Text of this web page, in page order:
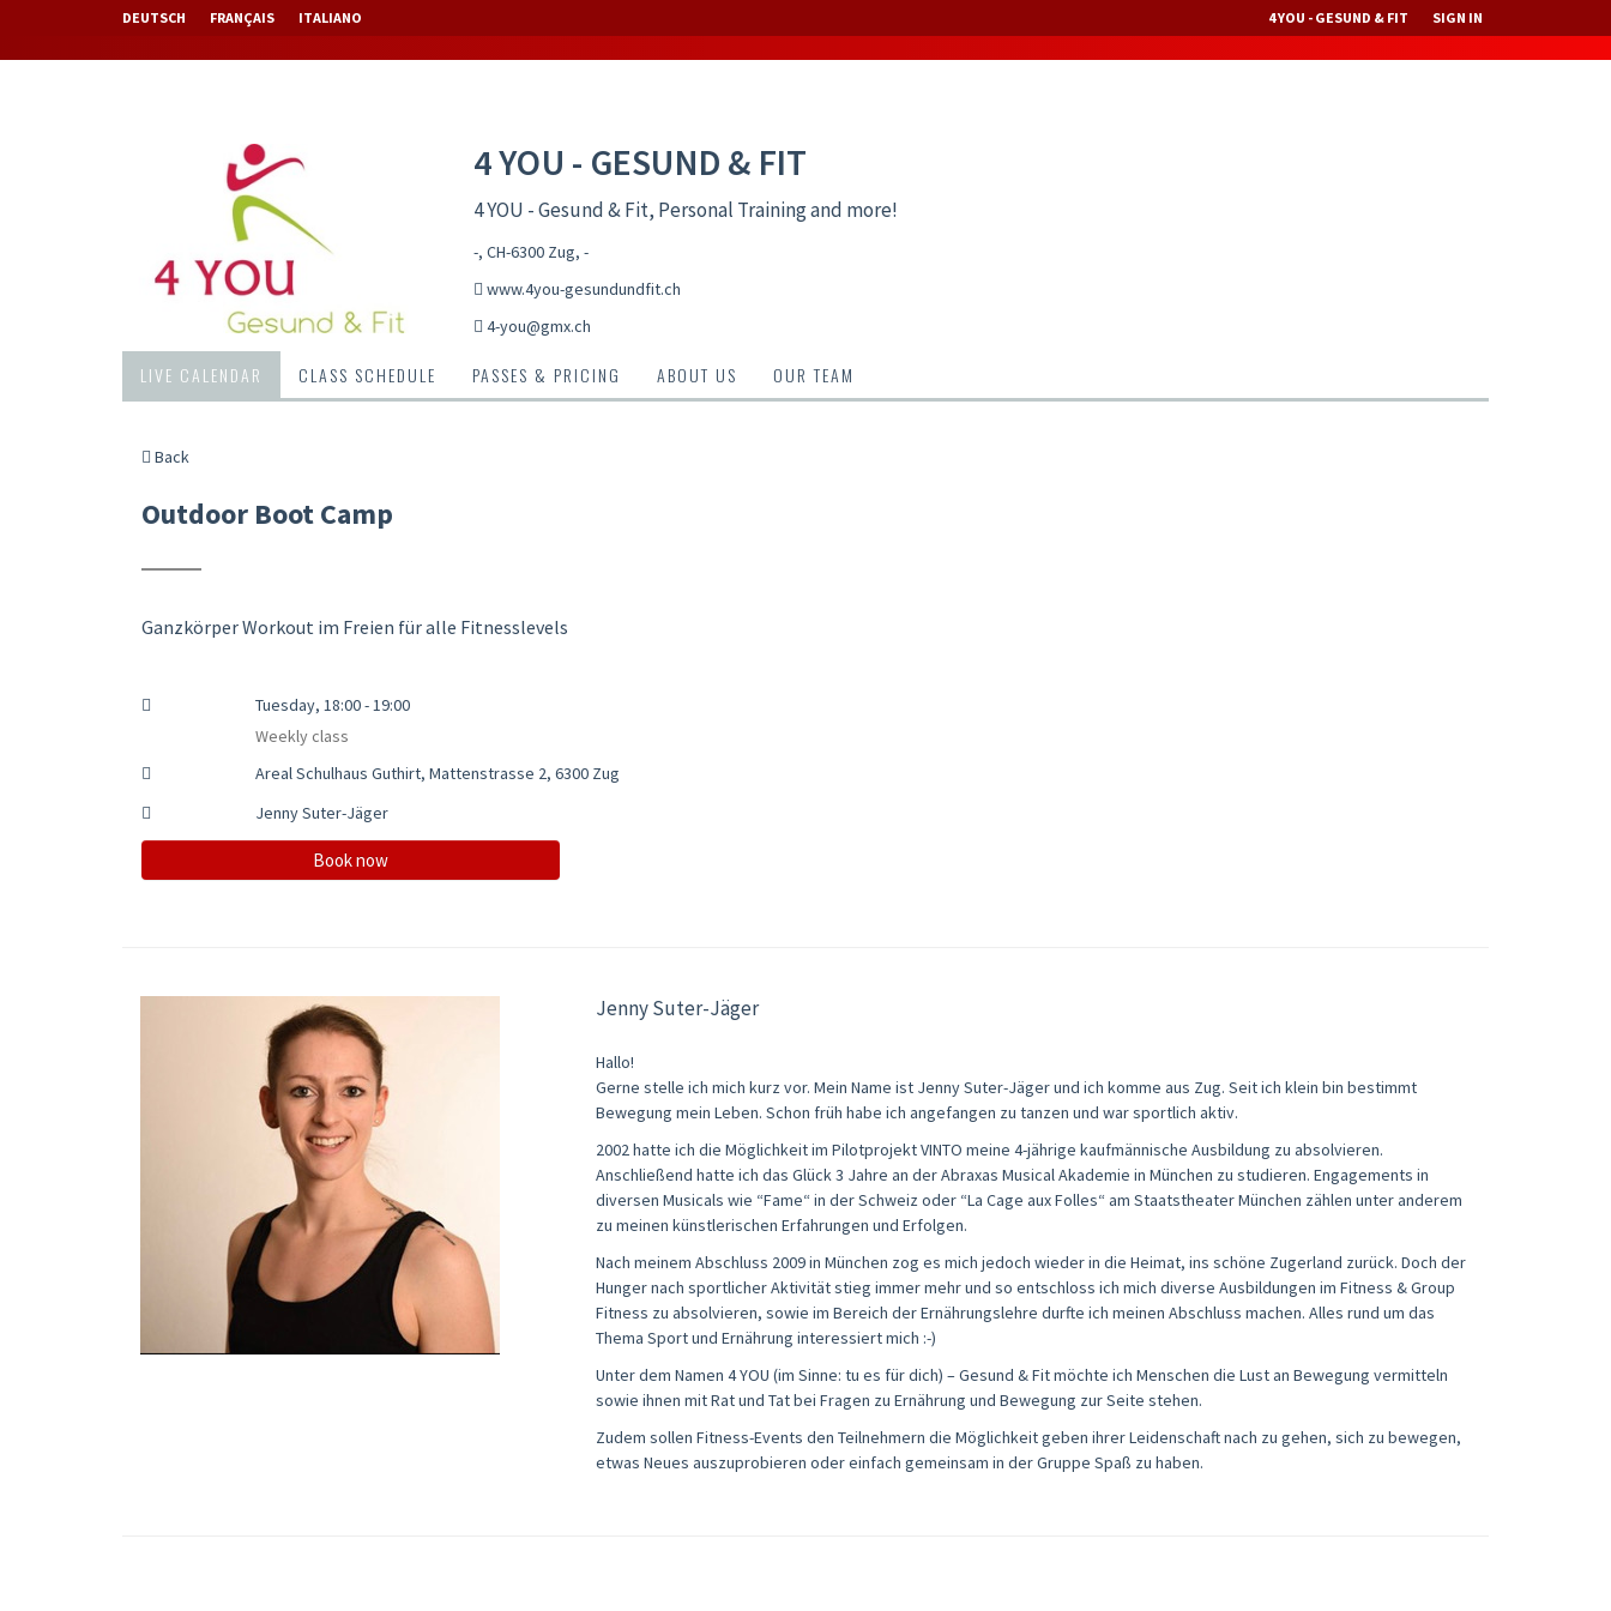
DEUTSCH FRANÇAIS ITALIANO 4 YOU - GESUND & FIT SIGN IN
4 YOU - GESUND & FIT
4 YOU - Gesund & Fit, Personal Training and more!
-, CH-6300 Zug, -
www.4you-gesundundfit.ch
4-you@gmx.ch
LIVE CALENDAR CLASS SCHEDULE PASSES & PRICING ABOUT US OUR TEAM
Back
Outdoor Boot Camp
Ganzkörper Workout im Freien für alle Fitnesslevels
Tuesday, 18:00 - 19:00
Weekly class
Areal Schulhaus Guthirt, Mattenstrasse 2, 6300 Zug
Jenny Suter-Jäger
Book now
Jenny Suter-Jäger
Hallo!
Gerne stelle ich mich kurz vor. Mein Name ist Jenny Suter-Jäger und ich komme aus Zug. Seit ich klein bin bestimmt
Bewegung mein Leben. Schon früh habe ich angefangen zu tanzen und war sportlich aktiv.
2002 hatte ich die Möglichkeit im Pilotprojekt VINTO meine 4-jährige kaufmännische Ausbildung zu absolvieren.
Anschließend hatte ich das Glück 3 Jahre an der Abraxas Musical Akademie in München zu studieren. Engagements in
diversen Musicals wie “Fame“ in der Schweiz oder “La Cage aux Folles“ am Staatstheater München zählen unter anderem
zu meinen künstlerischen Erfahrungen und Erfolgen.
Nach meinem Abschluss 2009 in München zog es mich jedoch wieder in die Heimat, ins schöne Zugerland zurück. Doch der
Hunger nach sportlicher Aktivität stieg immer mehr und so entschloss ich mich diverse Ausbildungen im Fitness & Group
Fitness zu absolvieren, sowie im Bereich der Ernährungslehre durfte ich meinen Abschluss machen. Alles rund um das
Thema Sport und Ernährung interessiert mich :-)
Unter dem Namen 4 YOU (im Sinne: tu es für dich) – Gesund & Fit möchte ich Menschen die Lust an Bewegung vermitteln
sowie ihnen mit Rat und Tat bei Fragen zu Ernährung und Bewegung zur Seite stehen.
Zudem sollen Fitness-Events den Teilnehmern die Möglichkeit geben ihrer Leidenschaft nach zu gehen, sich zu bewegen,
etwas Neues auszuprobieren oder einfach gemeinsam in der Gruppe Spaß zu haben.